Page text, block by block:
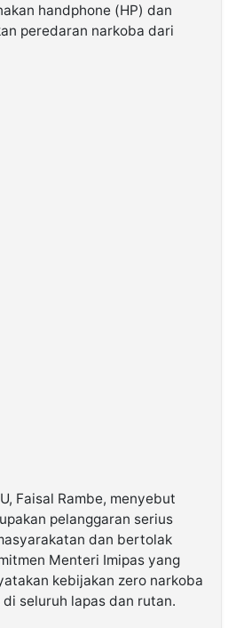
handphone (HP) dan
peredaran narkoba dari
Faisal Rambe, menyebut
pelanggaran serius
dan bertolak
Menteri Imipas yang
kebijakan zero narkoba
seluruh lapas dan rutan.